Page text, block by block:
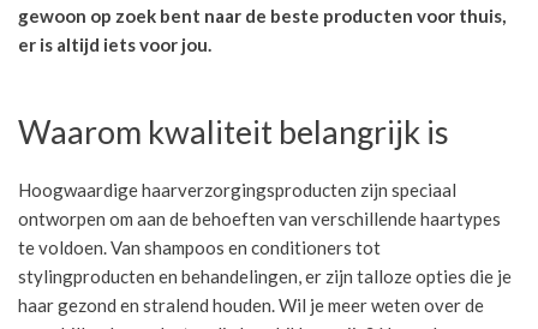
gewoon op zoek bent naar de beste producten voor thuis,
er is altijd iets voor jou.
Waarom kwaliteit belangrijk is
Hoogwaardige haarverzorgingsproducten zijn speciaal
ontworpen om aan de behoeften van verschillende haartypes
te voldoen. Van shampoos en conditioners tot
stylingproducten en behandelingen, er zijn talloze opties die je
haar gezond en stralend houden. Wil je meer weten over de